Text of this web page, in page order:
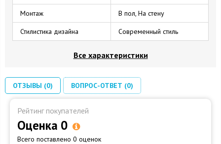
Монтаж В пол, На стену
Стилистика дизайна Современный стиль
Все характеристики
ОТЗЫВЫ (0) ВОПРОС-ОТВЕТ (0)
Рейтинг покупателей
Оценка 0
Всего поставлено 0 оценок